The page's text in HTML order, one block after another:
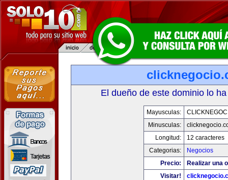
El dueño de este dominio lo
Mayusculas:
Minusculas:
Longitud:
12 caracteres
Categorias:
Negocios
Precio:
Realizar una
Visitar!